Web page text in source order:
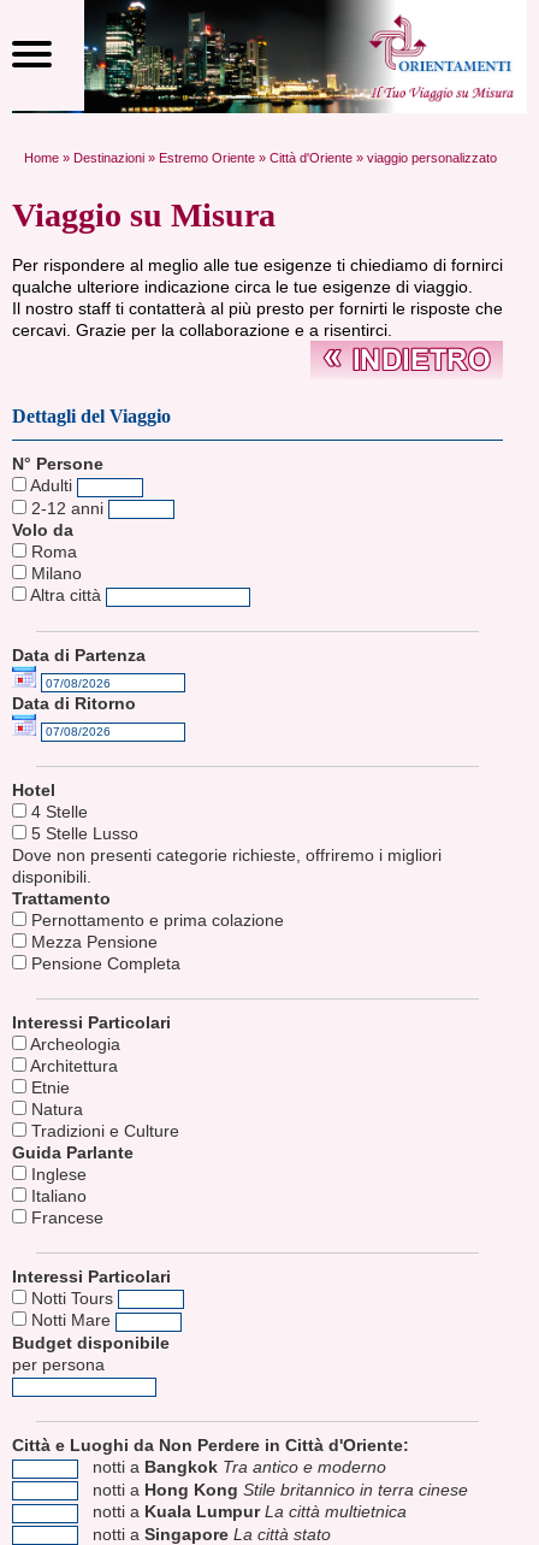
Home » Destinazioni » Estremo Oriente » Città d'Oriente » viaggio personalizzato
Viaggio su Misura
Per rispondere al meglio alle tue esigenze ti chiediamo di fornirci
qualche ulteriore indicazione circa le tue esigenze di viaggio.
Il nostro staff ti contatterà al più presto per fornirti le risposte che
cercavi. Grazie per la collaborazione e a risentirci.
Dettagli del Viaggio
N° Persone
Adulti
2-12 anni
Volo da
Roma
Milano
Altra città
Data di Partenza
Data di Ritorno
Hotel
4 Stelle
5 Stelle Lusso
Dove non presenti categorie richieste, offriremo i migliori
disponibili.
Trattamento
Pernottamento e prima colazione
Mezza Pensione
Pensione Completa
Interessi Particolari
Archeologia
Architettura
Etnie
Natura
Tradizioni e Culture
Guida Parlante
Inglese
Italiano
Francese
Interessi Particolari
Notti Tours
Notti Mare
Budget disponibile
per persona
Città e Luoghi da Non Perdere in Città d'Oriente:
notti a Bangkok Tra antico e moderno
notti a Hong Kong Stile britannico in terra cinese
notti a Kuala Lumpur La città multietnica
notti a Singapore La città stato